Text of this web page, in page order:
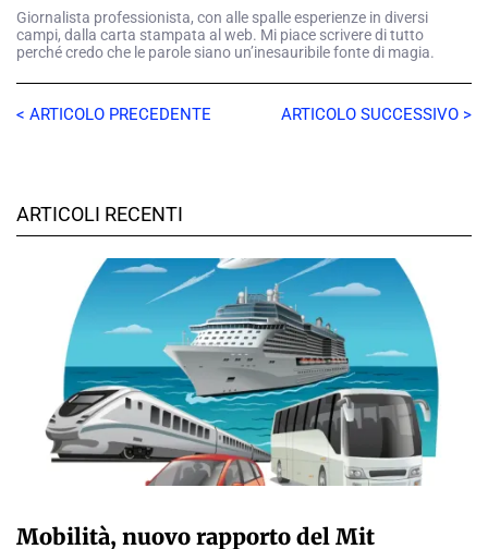
Giornalista professionista, con alle spalle esperienze in diversi
campi, dalla carta stampata al web. Mi piace scrivere di tutto
perché credo che le parole siano un’inesauribile fonte di magia.
< ARTICOLO PRECEDENTE ARTICOLO SUCCESSIVO >
ARTICOLI RECENTI
Mobilità, nuovo rapporto del Mit